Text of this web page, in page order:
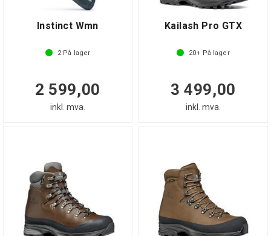
Instinct Wmn
2På lager
2 599,00
inkl. mva.
Kailash Pro GTX
20+På lager
3 499,00
inkl. mva.